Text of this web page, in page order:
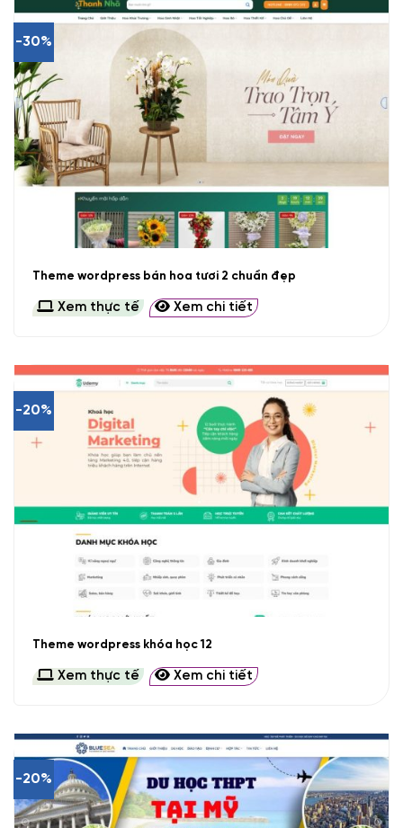
-30%
Theme wordpress bán hoa tươi 2 chuẩn đẹp
Xem thực tế Xem chi tiết
-20%
Theme wordpress khóa học 12
Xem thực tế Xem chi tiết
-20%